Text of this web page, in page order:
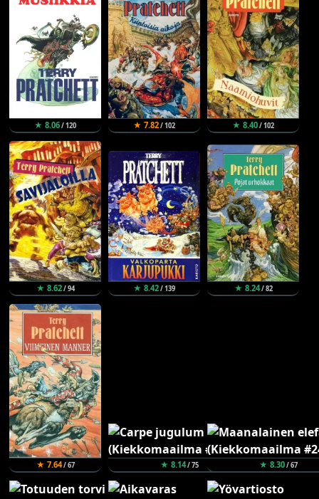
★ 8.06/ 120 ★ 7.82/ 102 ★ 8.40/ 102
★ 8.62/ 94 ★ 8.42/ 139 ★ 8.24/ 82
★ 7.64/ 67 ★ 8.14/ 75 ★ 8.30/ 67